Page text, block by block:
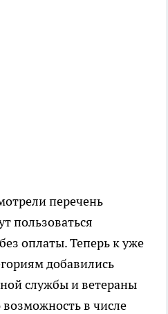
перечень
пользоваться
оплаты. Теперь к уже
добавились
службы и ветераны
в числе